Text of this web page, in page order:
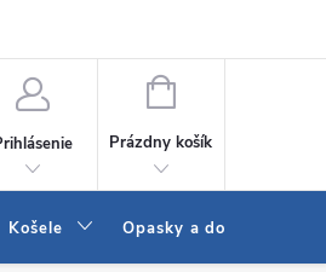
NÁKUPNÝ
Prázdny košík
Košele Opasky a doplnky